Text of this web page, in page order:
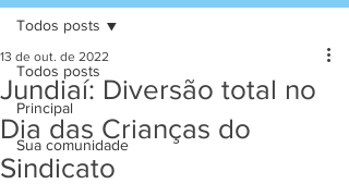
Todos posts
Principal
Sua comunidade
Todos posts
Jundiaí: Diversão total no
Dia das Crianças do
Sindicato
13 de out. de 2022